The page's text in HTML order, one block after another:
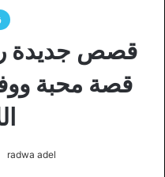
قصص جديدة
قصة محبة
radwa adel